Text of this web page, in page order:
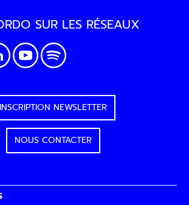
SUR LES RÉSEAUX
INSCRIPTION NEWSLETTER
NOUS CONTACTER